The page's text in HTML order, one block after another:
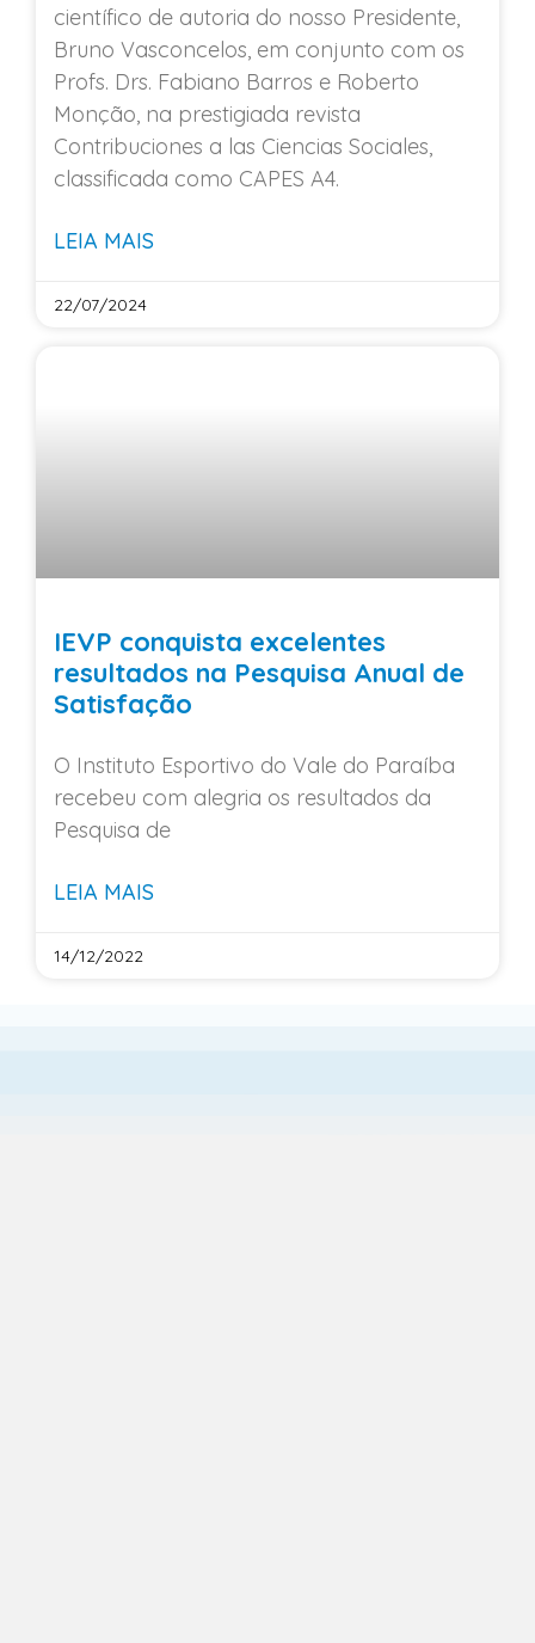
científico de autoria do nosso Presidente,
Bruno Vasconcelos, em conjunto com os
Profs. Drs. Fabiano Barros e Roberto
Monção, na prestigiada revista
Contribuciones a las Ciencias Sociales,
classificada como CAPES A4.
LEIA MAIS
22/07/2024
IEVP conquista excelentes
resultados na Pesquisa Anual de
Satisfação
O Instituto Esportivo do Vale do Paraíba
recebeu com alegria os resultados da
Pesquisa de
LEIA MAIS
14/12/2022